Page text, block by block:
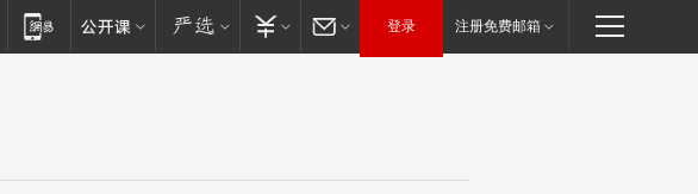
登录 注册免费邮箱